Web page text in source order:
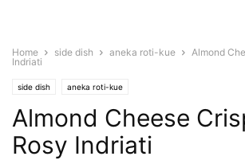
Home side dish aneka roti-kue
Almond
Indriati
side dish aneka roti-kue
Almond Cheese
Rosy Indriati